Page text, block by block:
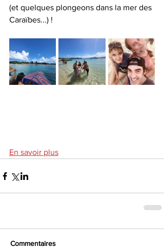
(et quelques plongeons dans la mer des
Caraïbes...) !
En savoir plus
Commentaires